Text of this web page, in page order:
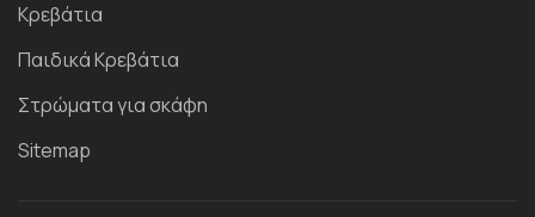
Κρεβάτια
Παιδικά Κρεβάτια
Στρώματα για σκάφη
Sitemap